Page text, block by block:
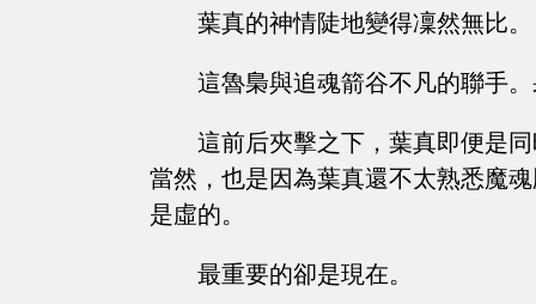
葉真的神情陡地變得凜然無比。
這魯梟與追魂箭谷不凡的聯手
這前后夾擊之下，葉真即便是
當然，也是因為葉真還不太熟悉魔
是虛的。
最重要的卻是現在。